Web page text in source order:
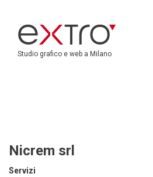
Studio grafico e web a Milano
Nicrem srl
Servizi